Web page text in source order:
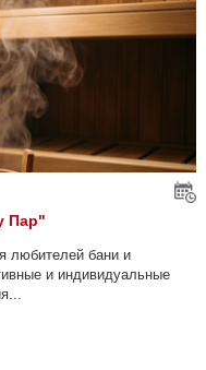
Пар"
любителей бани и
и индивидуальные